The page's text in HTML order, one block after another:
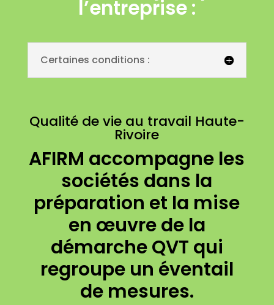
l’entreprise :
Certaines conditions :
Qualité de vie au travail Haute-
Rivoire
AFIRM accompagne les
sociétés dans la
préparation et la mise
en œuvre de la
démarche QVT qui
regroupe un éventail
de mesures.